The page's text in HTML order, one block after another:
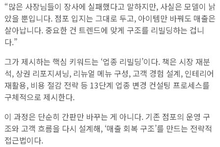
“많은 사장님들이 장사에 실패했다고 말하지만, 사실은 모델이 낡
았을 뿐입니다. 점포 입지는 그대로 두고, 아이템만 바꿔도 매출은
살아납니다. 중요한 건 트렌드에 맞게 구조를 리빌딩하는 겁니
다.”
그가 제시하는 핵심 키워드는 ‘업종 리빌딩’이다. 책은 시장 재분
석, 상권 리포지셔닝, 리뉴얼 메뉴 구성, 고객 경험 설계, 인테리어
재활용, 비용 절감 전략 등 13단계 업종 변경 컨설팅 프로세스를
구체적으로 제시한다.
이 과정은 단순히 간판만 바꾸는 게 아니다. 기존 점포의 운영 구
조와 고객 흐름을 다시 설계해, ‘매출 회복 구조’를 만드는 전략적
접근법이다.